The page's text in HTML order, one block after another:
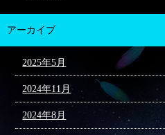
アーカイブ
2025年5月
2024年11月
2024年8月